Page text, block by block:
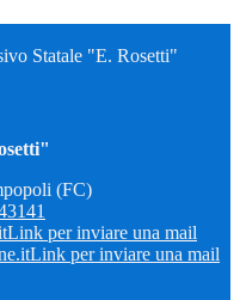
Statale "E. Rosetti"
(FC)
Link per inviare una mail
Link per inviare una mail